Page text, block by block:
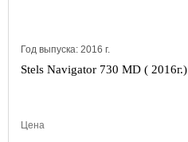
Год выпуска: 2016 г.
Stels Navigator 730 MD ( 2016г.)
Цена